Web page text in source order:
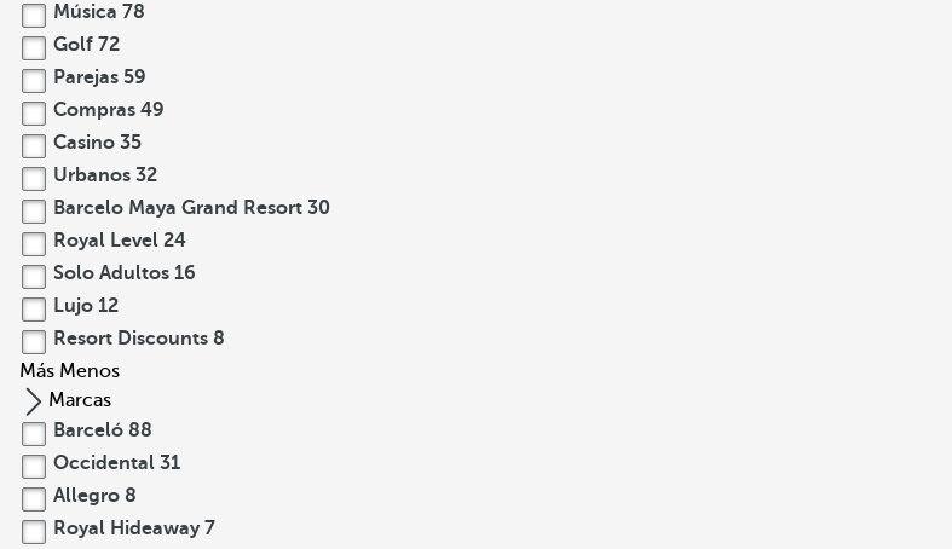
Música 78
Golf 72
Parejas 59
Compras 49
Casino 35
Urbanos 32
Barcelo Maya Grand Resort 30
Royal Level 24
Solo Adultos 16
Lujo 12
Resort Discounts 8
Más Menos
Marcas
Barceló 88
Occidental 31
Allegro 8
Royal Hideaway 7